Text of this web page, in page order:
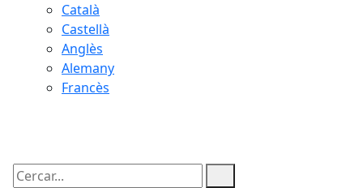
Català
Castellà
Anglès
Alemany
Francès